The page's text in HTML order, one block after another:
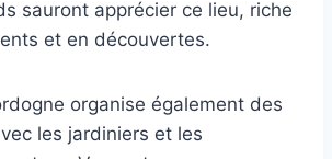
sauront apprécier ce lieu, riche
et en découvertes.
organise également des
les jardiniers et les